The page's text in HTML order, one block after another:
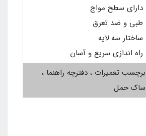
دارای سطح مواج
طبی و ضد تعرق
ساختار سه لایه
راه اندازی سریع و آسان
برچسب تعمیرات ، دفترچه راهنما ،
ساک حمل